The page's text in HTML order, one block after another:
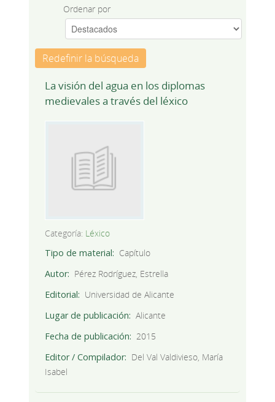
Ordenar por
Redefinir la búsqueda
La visión del agua en los diplomas
medievales a través del léxico
Categoría: Léxico
Tipo de material
Capítulo
Autor
Pérez Rodríguez, Estrella
Editorial
Universidad de Alicante
Lugar de publicación
Alicante
Fecha de publicación
2015
Editor / Compilador
Del Val Valdivieso, María
Isabel